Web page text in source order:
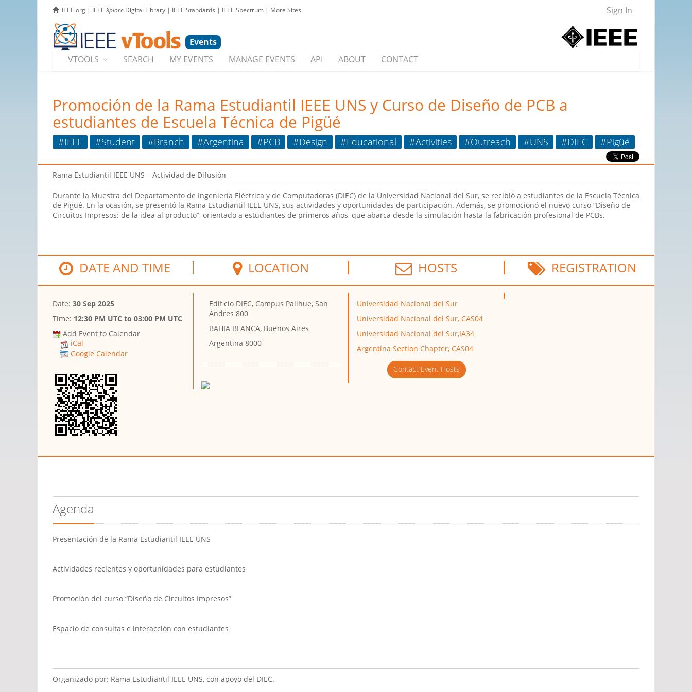
IEEE.org | IEEEXplore Digital Library | IEEE Standards | IEEE Spectrum | More Sites Sign In
Events
VTOOLS
SEARCH MY EVENTS MANAGE EVENTS API ABOUT CONTACT
Promoción de la Rama Estudiantil IEEE UNS y Curso de Diseño de PCB a
estudiantes de Escuela Técnica de Pigüé
#IEEE #Student #Branch #Argentina #PCB #Design #Educational #Activities #Outreach #UNS #DIEC #Pigüé
Rama Estudiantil IEEE UNS – Actividad de Difusión
Durante la Muestra del Departamento de Ingeniería Eléctrica y de Computadoras (DIEC) de la Universidad Nacional del Sur, se recibió a estudiantes de la Escuela Técnica
de Pigüé. En la ocasión, se presentó la Rama Estudiantil IEEE UNS, sus actividades y oportunidades de participación. Además, se promocionó el nuevo curso “Diseño de
Circuitos Impresos: de la idea al producto”, orientado a estudiantes de primeros años, que abarca desde la simulación hasta la fabricación profesional de PCBs.
DATE AND TIME LOCATION HOSTS REGISTRATION
Date: 30 Sep 2025
Time: 12:30 PM UTC to 03:00 PM UTC
Add Event to Calendar
iCal
Google Calendar
Edificio DIEC, Campus Palihue, San
Andres 800
BAHIA BLANCA, Buenos Aires
Argentina 8000
Universidad Nacional del Sur
Universidad Nacional del Sur, CAS04
Universidad Nacional del Sur,IA34
Argentina Section Chapter, CAS04
Contact Event Hosts
Agenda
Presentación de la Rama Estudiantil IEEE UNS
Actividades recientes y oportunidades para estudiantes
Promoción del curso “Diseño de Circuitos Impresos”
Espacio de consultas e interacción con estudiantes
Organizado por: Rama Estudiantil IEEE UNS, con apoyo del DIEC.